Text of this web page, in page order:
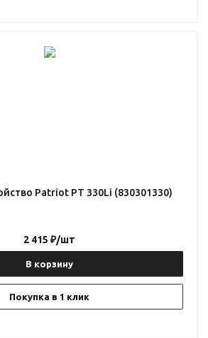
Patriot PT 330Li (830301330)
В корзину
Покупка в 1 клик
2 415 ₽/шт